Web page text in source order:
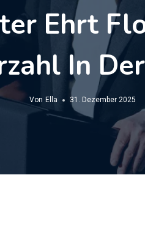
Ehrt
In
Von Ella 31. Dezember 2025